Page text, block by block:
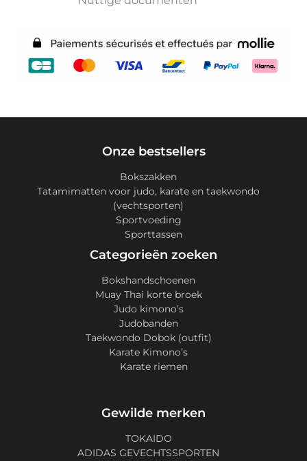
Onze bestsellers
Bokszakken
Tatamimatten voor judo, karate en taekwondo
(vechtsporten)
Sportvoeding
Sporttassen
Categorieën zoeken
Bokshandschoenen
Muay Thai korte broek
Judo kimono’s
Judobanden
Taekwondo Dobok (outfit)
Karate Kimono’s
Karate riemen
Gewilde merken
TOKAIDO
ADIDAS GEVECHTSSPORTEN